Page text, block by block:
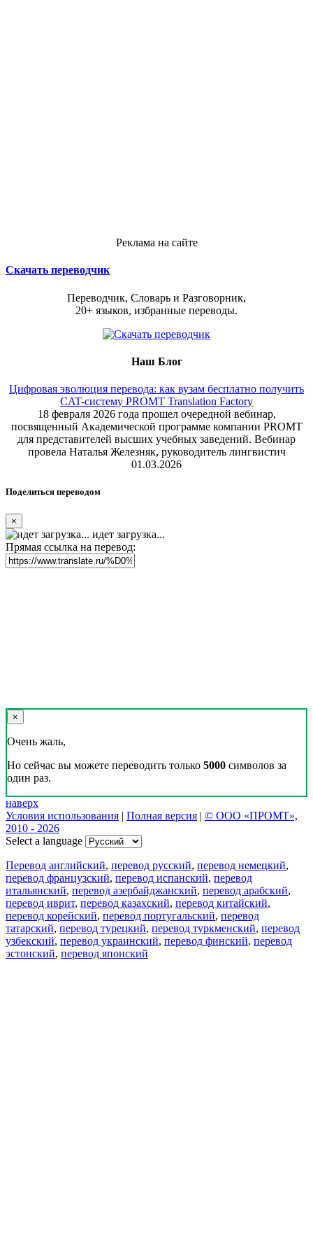
Реклама на сайте
Скачать переводчик
Переводчик, Словарь и Разговорник,
20+ языков, избранные переводы.
Наш Блог
Цифровая эволюция перевода: как вузам бесплатно получить
CAT-систему PROMT Translation Factory
18 февраля 2026 года прошел очередной вебинар,
посвященный Академической программе компании PROMT
для представителей высших учебных заведений. Вебинар
провела Наталья Железняк, руководитель лингвистич
01.03.2026
Поделиться переводом
×
идет загрузка...
Прямая ссылка на перевод:
×
Очень жаль,
Но сейчас вы можете переводить только 5000 символов за
один раз.
наверх
Условия использования | Полная версия | © ООО «ПРОМТ»,
2010 - 2026
Select a language
Перевод английский, перевод русский, перевод немецкий,
перевод французский, перевод испанский, перевод
итальянский, перевод азербайджанский, перевод арабский,
перевод иврит, перевод казахский, перевод китайский,
перевод корейский, перевод португальский, перевод
татарский, перевод турецкий, перевод туркменский, перевод
узбекский, перевод украинский, перевод финский, перевод
эстонский, перевод японский